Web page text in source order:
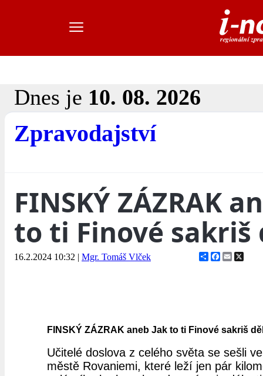
Dnes je 10. 08. 2026
Zpravodajství
FINSKÝ ZÁZRAK
to ti Finové sakriš
16.2.2024 10:32 | Mgr. Tomáš Vlček ShareFacebook
Email
FINSKÝ ZÁZRAK aneb Jak to ti Finové sakriš
Učitelé doslova z celého světa se sešli
městě Rovaniemi, které leží jen pár